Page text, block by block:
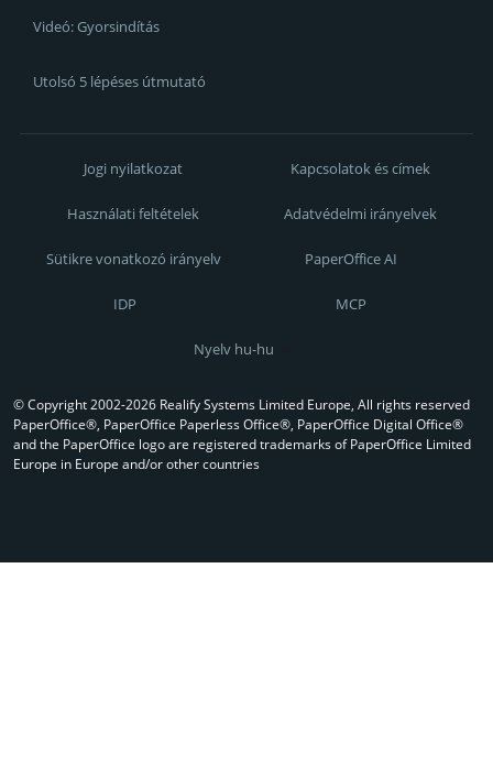
Videó: Gyorsindítás
Utolsó 5 lépéses útmutató
Jogi nyilatkozat Kapcsolatok és címek
Használati feltételek Adatvédelmi irányelvek
Sütikre vonatkozó irányelv PaperOffice AI
IDP MCP
Nyelv hu-hu
© Copyright 2002-2026 Realify Systems Limited Europe, All rights reserved
PaperOffice®, PaperOffice Paperless Office®, PaperOffice Digital Office®
and the PaperOffice logo are registered trademarks of PaperOffice Limited
Europe in Europe and/or other countries